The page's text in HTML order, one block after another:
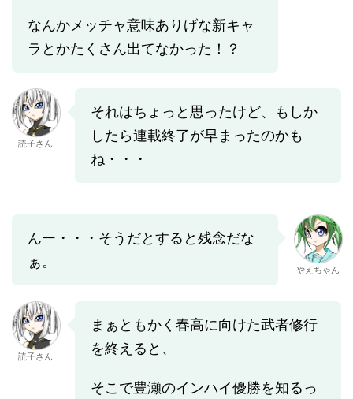
なんかメッチャ意味ありげな新キャ
ラとかたくさん出てなかった！？
読子さん
それはちょっと思ったけど、もしか
したら連載終了が早まったのかも
ね・・・
んー・・・そうだとすると残念だな
ぁ。
やえちゃん
読子さん
まぁともかく春高に向けた武者修行
を終えると、
そこで豊瀬のインハイ優勝を知るっ